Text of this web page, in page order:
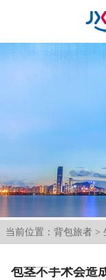
当前位置： 背包旅者 >
包茎不手术会造